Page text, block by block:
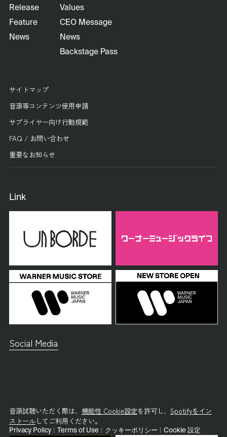
Release
Feature
News
Values
CEO Message
News
Backstage Pass
サイトマップ
音源等コンテンツ使用申請
サプライヤー向け行動規範
FAQ / お問い合わせ
重要なお知らせ
Link
Social Media
音源試聴いただく際は、 機能性 Cookie設定を許可し、 Spotifyをイン
ストールしてご利用ください。
Privacy Policy Terms of Use クッキーポリシー Cookie 設定